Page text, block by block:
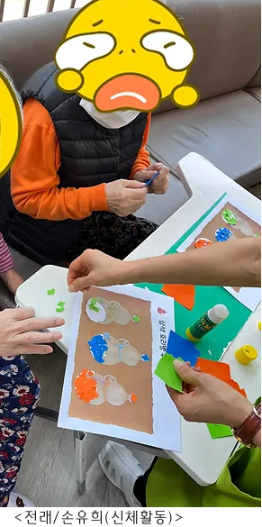
                                                <전래/손유희(신체활동)>